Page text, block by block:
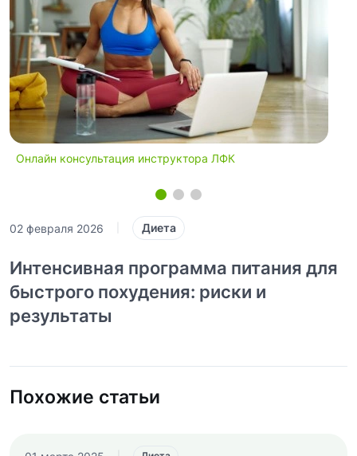
Онлайн консультация инструктора ЛФК
02 февраля 2026 Диета
Интенсивная программа питания для
быстрого похудения: риски и
результаты
Похожие статьи